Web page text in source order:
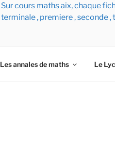
Sur cours maths aix, chaque
terminale , premiere , seconde
Les annales de maths Le